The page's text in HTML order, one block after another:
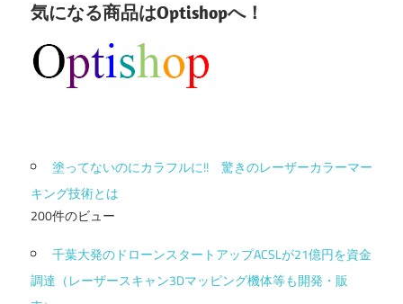
気になる商品はOptishopへ！
塗ってないのにカラフルに!! 驚きのレーザーカラーマー
キング技術とは
200件のビュー
千葉大発のドローンスタートアップACSLが21億円を資金
調達（レーザースキャン3Dマッピング機体等も開発・販